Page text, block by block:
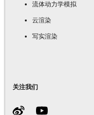
流体动力学模拟
云渲染
写实渲染
关注我们